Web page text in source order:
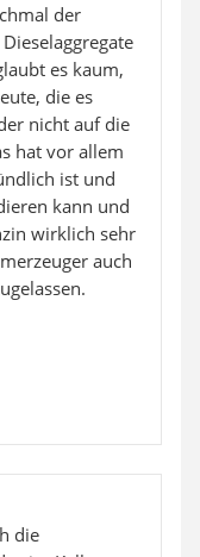
der
es kaum,
die es
nicht auf die
hat vor allem
ist und
kann und
wirklich sehr
auch
die